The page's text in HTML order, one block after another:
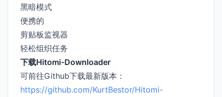
黑暗模式
便携的
剪贴板监视器
轻松组织任务
下载Hitomi-Downloader
可前往Github下载最新版本：
https://github.com/KurtBestor/Hitomi-